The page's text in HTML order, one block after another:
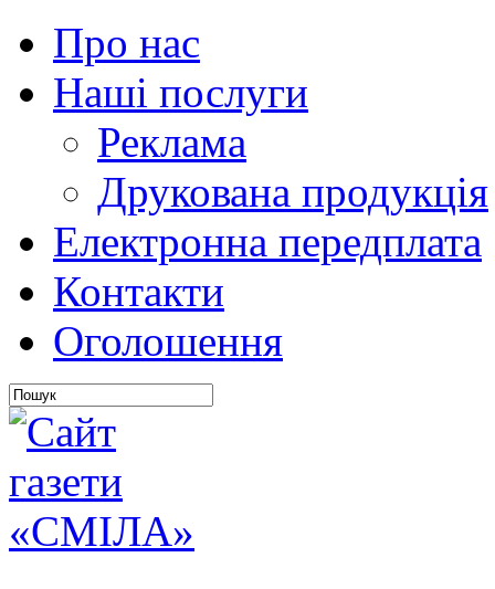
Про нас
Наші послуги
Реклама
Друкована продукція
Електронна передплата
Контакти
Оголошення